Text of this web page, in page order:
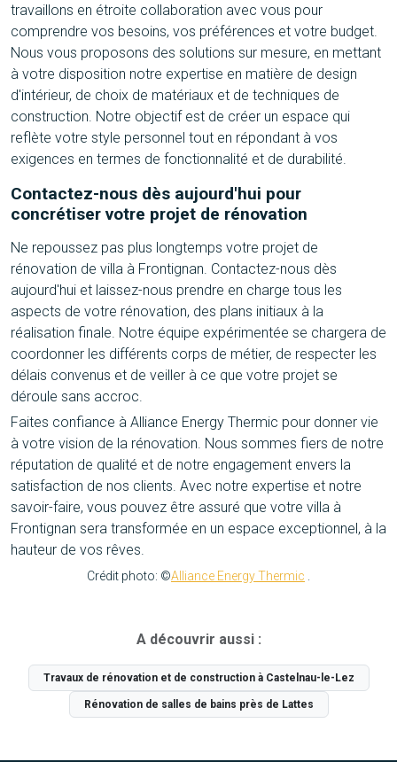
travaillons en étroite collaboration avec vous pour
comprendre vos besoins, vos préférences et votre budget.
Nous vous proposons des solutions sur mesure, en mettant
à votre disposition notre expertise en matière de design
d'intérieur, de choix de matériaux et de techniques de
construction. Notre objectif est de créer un espace qui
reflète votre style personnel tout en répondant à vos
exigences en termes de fonctionnalité et de durabilité.
Contactez-nous dès aujourd'hui pour
concrétiser votre projet de rénovation
Ne repoussez pas plus longtemps votre projet de
rénovation de villa à Frontignan. Contactez-nous dès
aujourd'hui et laissez-nous prendre en charge tous les
aspects de votre rénovation, des plans initiaux à la
réalisation finale. Notre équipe expérimentée se chargera de
coordonner les différents corps de métier, de respecter les
délais convenus et de veiller à ce que votre projet se
déroule sans accroc.
Faites confiance à Alliance Energy Thermic pour donner vie
à votre vision de la rénovation. Nous sommes fiers de notre
réputation de qualité et de notre engagement envers la
satisfaction de nos clients. Avec notre expertise et notre
savoir-faire, vous pouvez être assuré que votre villa à
Frontignan sera transformée en un espace exceptionnel, à la
hauteur de vos rêves.
Crédit photo: ©Alliance Energy Thermic
A découvrir aussi :
Travaux de rénovation et de construction à Castelnau-le-Lez
Rénovation de salles de bains près de Lattes